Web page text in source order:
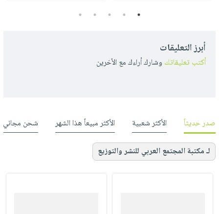
1
2
3
4
5
أبرز التعليقات
أكتب تعليقاتك وشارك أراءك مع الأخرين
صدر حديثاً الأكثر شعبية الأكثر مبيعاً هذا الشهر شحن مجاني
لـ مكتبة المجتمع العربي للنشر والتوزيع